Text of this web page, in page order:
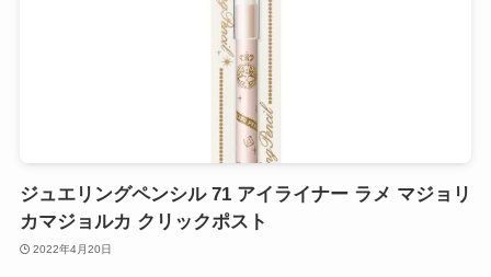
ジュエリングペンシル 71 アイライナー ラメ マジョリ
カマジョルカ クリックポスト
2022年4月20日